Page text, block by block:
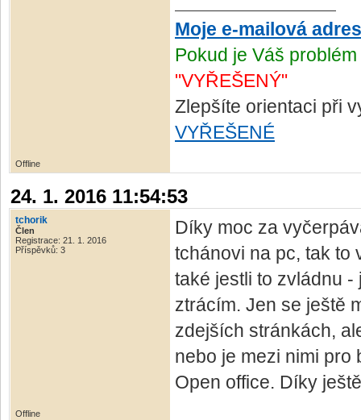
Moje e-mailová
Pokud je Váš
"VYŘEŠENÝ"
Zlepšíte orientaci při
VYŘEŠENÉ
Offline
24. 1. 2016 11:54:53
tchorik
Člen
Registrace: 21. 1. 2016
Příspěvků: 3
Díky moc za
tchánovi na pc, tak to
také jestli to zvládnu
ztrácím. Jen se ještě
zdejších stránkách,
nebo je mezi nimi pro
Open office. Díky
Offline